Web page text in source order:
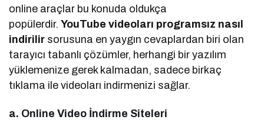
online araçlar bu konuda oldukça
popülerdir.YouTube videoları programsız nasıl
indirilir sorusuna en yaygın cevaplardan biri olan
tarayıcı tabanlı çözümler, herhangi bir yazılım
yüklemenize gerek kalmadan, sadece birkaç
tıklama ile videoları indirmenizi sağlar.
a. Online Video İndirme Siteleri